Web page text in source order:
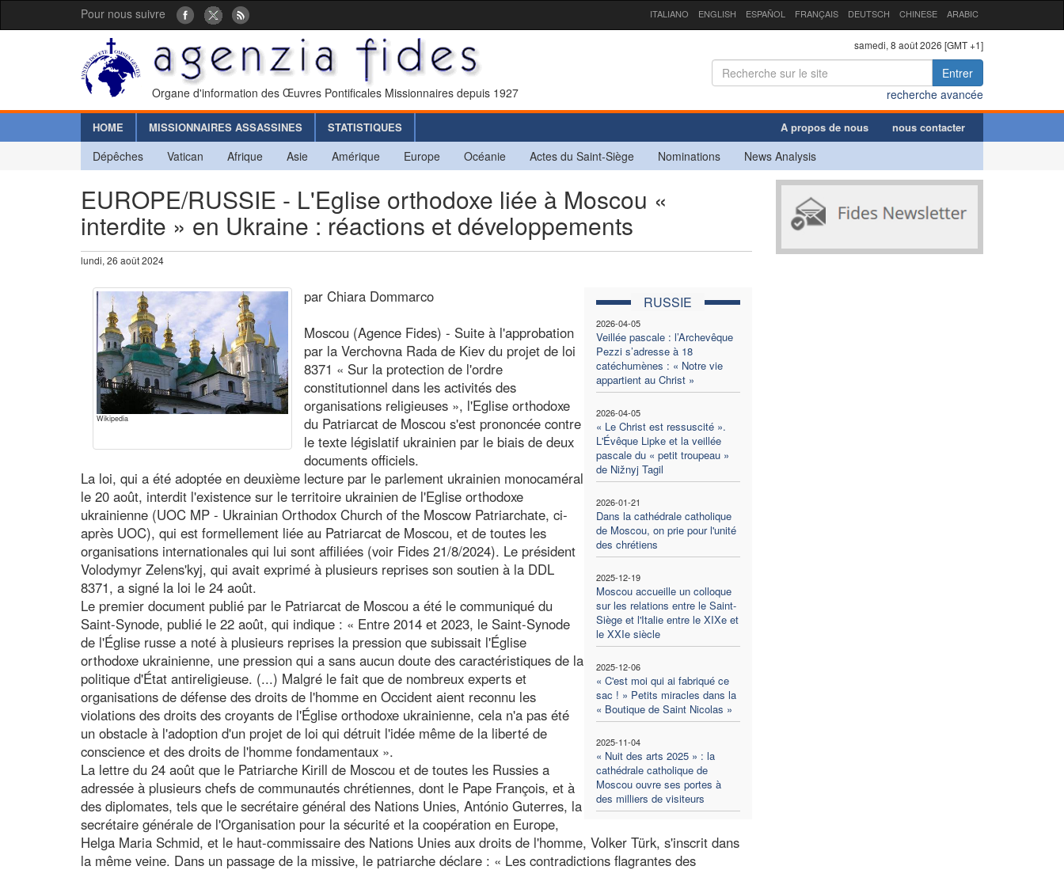
Pour nous suivre ITALIANO ENGLISH ESPAÑOL FRANÇAIS DEUTSCH CHINESE ARABIC
Organe d'information des Œuvres Pontificales Missionnaires depuis 1927
samedi, 8 août 2026 [GMT +1]
Entrer
recherche avancée
HOME MISSIONNAIRES ASSASSINES STATISTIQUES A propos de nous nous contacter
Dépêches Vatican Afrique Asie Amérique Europe Océanie Actes du Saint-Siège Nominations News Analysis
EUROPE/RUSSIE - L'Eglise orthodoxe liée à Moscou «
interdite » en Ukraine : réactions et développements
lundi, 26 août 2024
Wikipedia
RUSSIE
2026-04-05
Veillée pascale : l’Archevêque
Pezzi s’adresse à 18
catéchumènes : « Notre vie
appartient au Christ »
2026-04-05
« Le Christ est ressuscité ».
L'Évêque Lipke et la veillée
pascale du « petit troupeau »
de Nižnyj Tagil
2026-01-21
Dans la cathédrale catholique
de Moscou, on prie pour l'unité
des chrétiens
2025-12-19
Moscou accueille un colloque
sur les relations entre le Saint-
Siège et l'Italie entre le XIXe et
le XXIe siècle
2025-12-06
« C'est moi qui ai fabriqué ce
sac ! » Petits miracles dans la
« Boutique de Saint Nicolas »
2025-11-04
« Nuit des arts 2025 » : la
cathédrale catholique de
Moscou ouvre ses portes à
des milliers de visiteurs
par Chiara Dommarco
Moscou (Agence Fides) - Suite à l'approbation
par la Verchovna Rada de Kiev du projet de loi
8371 « Sur la protection de l'ordre
constitutionnel dans les activités des
organisations religieuses », l'Eglise orthodoxe
du Patriarcat de Moscou s'est prononcée contre
le texte législatif ukrainien par le biais de deux
documents officiels.
La loi, qui a été adoptée en deuxième lecture par le parlement ukrainien monocaméral
le 20 août, interdit l'existence sur le territoire ukrainien de l'Eglise orthodoxe
ukrainienne (UOC MP - Ukrainian Orthodox Church of the Moscow Patriarchate, ci-
après UOC), qui est formellement liée au Patriarcat de Moscou, et de toutes les
organisations internationales qui lui sont affiliées (voir Fides 21/8/2024). Le président
Volodymyr Zelens'kyj, qui avait exprimé à plusieurs reprises son soutien à la DDL
8371, a signé la loi le 24 août.
Le premier document publié par le Patriarcat de Moscou a été le communiqué du
Saint-Synode, publié le 22 août, qui indique : « Entre 2014 et 2023, le Saint-Synode
de l'Église russe a noté à plusieurs reprises la pression que subissait l'Église
orthodoxe ukrainienne, une pression qui a sans aucun doute des caractéristiques de la
politique d'État antireligieuse. (...) Malgré le fait que de nombreux experts et
organisations de défense des droits de l'homme en Occident aient reconnu les
violations des droits des croyants de l'Église orthodoxe ukrainienne, cela n'a pas été
un obstacle à l'adoption d'un projet de loi qui détruit l'idée même de la liberté de
conscience et des droits de l'homme fondamentaux ».
La lettre du 24 août que le Patriarche Kirill de Moscou et de toutes les Russies a
adressée à plusieurs chefs de communautés chrétiennes, dont le Pape François, et à
des diplomates, tels que le secrétaire général des Nations Unies, António Guterres, la
secrétaire générale de l'Organisation pour la sécurité et la coopération en Europe,
Helga Maria Schmid, et le haut-commissaire des Nations Unies aux droits de l'homme, Volker Türk, s'inscrit dans
la même veine. Dans un passage de la missive, le patriarche déclare : « Les contradictions flagrantes des